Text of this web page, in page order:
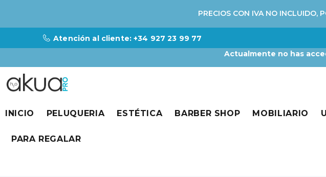
PRECIOS CON IVA NO INCLUIDO,
Atención al cliente: +34 927 23 99 77
Actualmente no has
INICIO PELUQUERIA ESTÉTICA BARBER SHOP MOBILIARIO
PARA REGALAR